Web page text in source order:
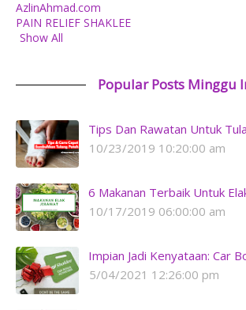
AzlinAhmad.com
PAIN RELIEF SHAKLEE
Show All
Popular Posts Minggu
Tips Dan Rawatan Untuk
10/23/2019 10:20:00 am
6 Makanan Terbaik Untuk
10/17/2019 06:00:00 am
Impian Jadi Kenyataan: Car
5/04/2021 12:26:00 pm